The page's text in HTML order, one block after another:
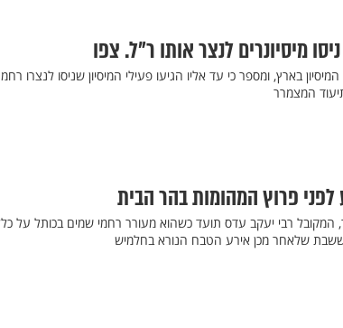
מיסיונרים לנצר אותו ר"ל. צפו
בארץ, ומספר כי עד אליו הגיעו פעילי המיסיון שניסו לנצרו
המצמרר
פרוץ המהומות בהר הבית
המקובל רבי יעקב עדס תועד כשהוא מעורר רחמי שמים בכותל על
שלאחר מכן אירע הטבח הנורא בחלמיש